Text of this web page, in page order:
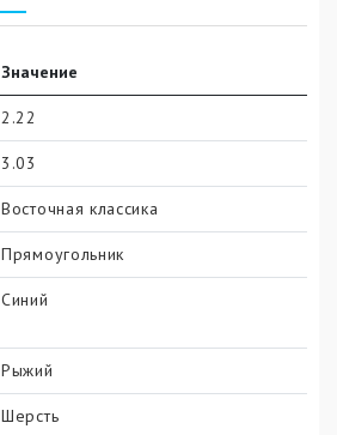
Значение
2.22
3.03
Восточная классика
Прямоугольник
Синий
Рыжий
Шерсть